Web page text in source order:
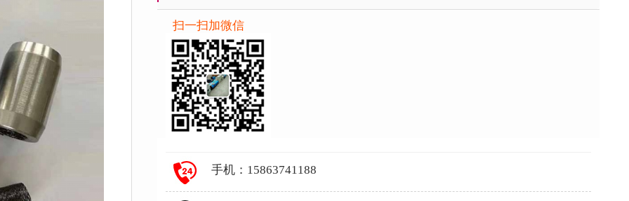
扫一扫加微信
手机：15863741188